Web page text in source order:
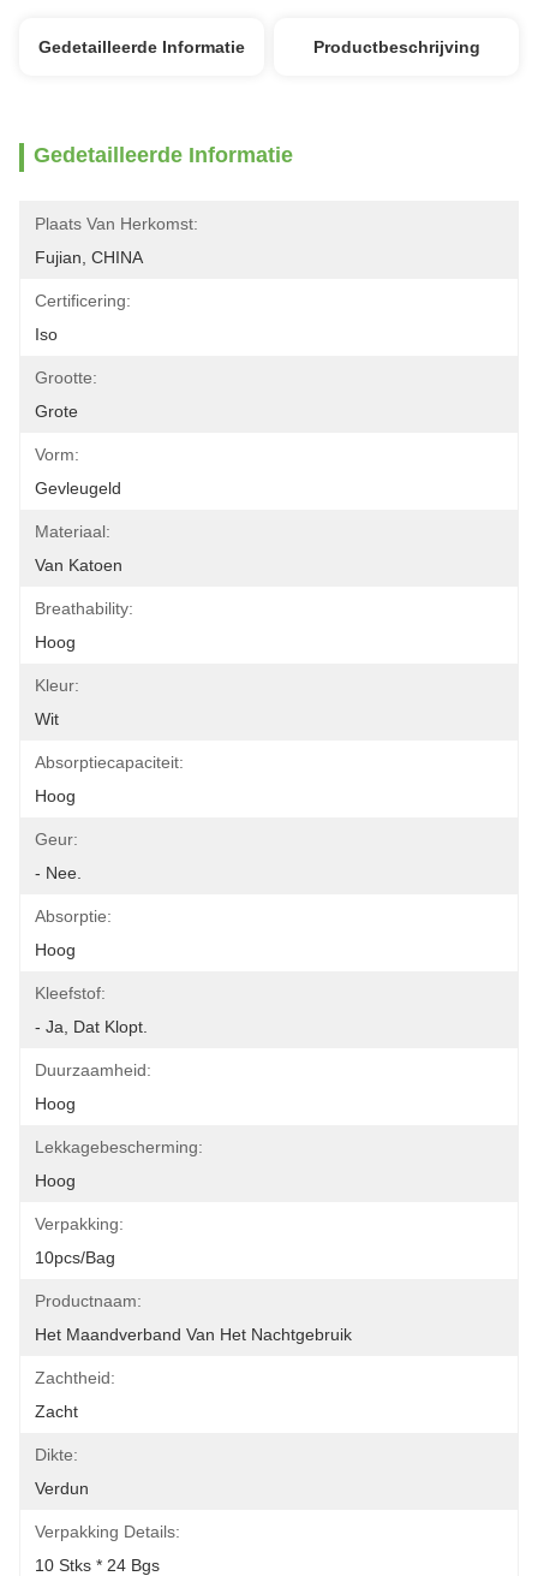
Gedetailleerde Informatie Productbeschrijving
Gedetailleerde Informatie
Plaats Van Herkomst:
Fujian, CHINA
Certificering:
Iso
Grootte:
Grote
Vorm:
Gevleugeld
Materiaal:
Van Katoen
Breathability:
Hoog
Kleur:
Wit
Absorptiecapaciteit:
Hoog
Geur:
- Nee.
Absorptie:
Hoog
Kleefstof:
- Ja, Dat Klopt.
Duurzaamheid:
Hoog
Lekkagebescherming:
Hoog
Verpakking:
10pcs/bag
Productnaam:
Het Maandverband Van Het Nachtgebruik
Zachtheid:
Zacht
Dikte:
Verdun
Verpakking Details:
10 Stks * 24 Bgs